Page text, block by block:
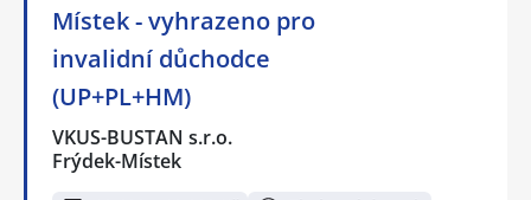
Místek - vyhrazeno pro
invalidní důchodce
(UP+PL+HM)
VKUS-BUSTAN s.r.o.
Frýdek-Místek